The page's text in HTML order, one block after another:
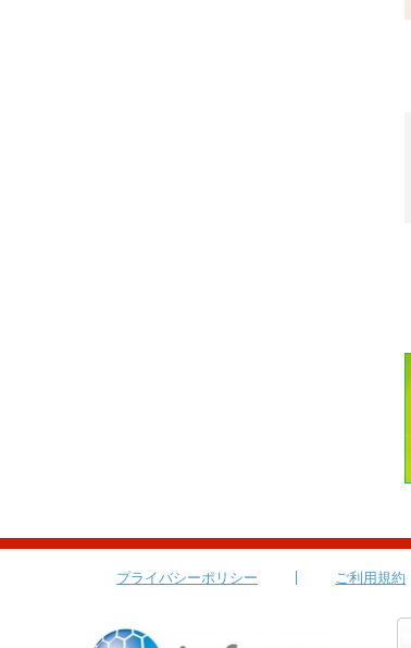
プライバシーポリシー ご利用規約